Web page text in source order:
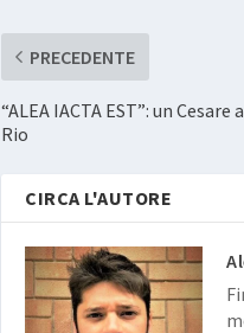
PRECEDENTE
“ALEA IACTA EST”: un
Rio
CIRCA L'AUTORE